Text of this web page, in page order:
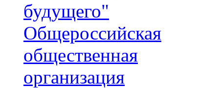
будущего"
Общероссийская
общественная
организация